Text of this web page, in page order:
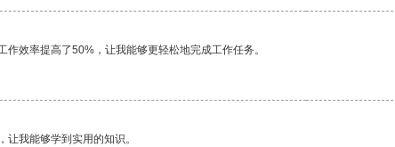
效率提高了50%，让我能够更轻松地完成工作任务。
我能够学到实用的知识。